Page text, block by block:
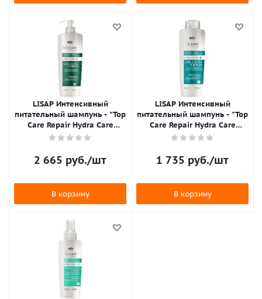
LISAP Интенсивный
питательный шампунь - "Top
Care Repair Hydra Care
Nourishing Shampoo" 1000
2 665 руб./шт
В корзину
LISAP Интенсивный
питательный шампунь - "Top
Care Repair Hydra Care
Nourishing Shampoo" 250 мл
1 735 руб./шт
В корзину